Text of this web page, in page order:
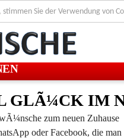
Sie der Verwendung von
GLÃ¼CK IM
zum neuen Zuhause
oder Facebook, die man